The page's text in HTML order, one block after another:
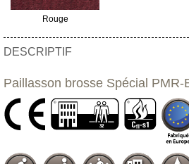
Rouge
DESCRIPTIF
Paillasson brosse Spécial PMR-